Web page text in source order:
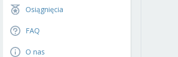
Osiągnięcia
FAQ
O nas